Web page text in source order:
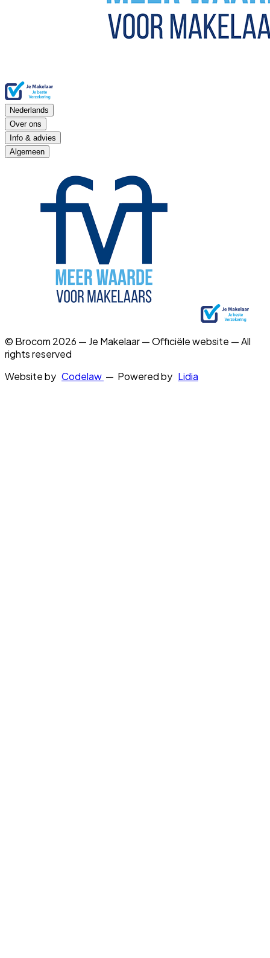
Nederlands
Over ons
Info & advies
Algemeen
© Brocom 2026 — Je Makelaar — Officiële website — All
rights reserved
Website by Codelaw — Powered by Lidia